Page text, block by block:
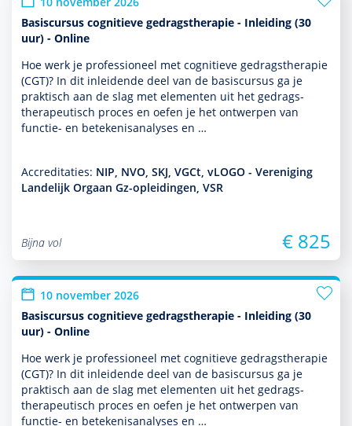
Basiscursus cognitieve gedragstherapie - Inleiding (30
uur) - Online
Hoe werk je professioneel met cogni­tieve gedrags­thera­pie
(CGT)? In dit inleidende deel van de basis­cursus ga je
prak­tisch aan de slag met elementen uit het gedrags­
thera­peu­tisch proces en oefen je het ontwerpen van
functie- en bete­kenisanalyses en …
Accreditaties: NIP, NVO, SKJ, VGCt, vLOGO - Vereniging
Landelijk Orgaan Gz-opleidingen, VSR
Bijna vol € 825
10 november 2026
Basiscursus cognitieve gedragstherapie - Inleiding (30
uur) - Online
Hoe werk je professioneel met cogni­tieve gedrags­thera­pie
(CGT)? In dit inleidende deel van de basis­cursus ga je
prak­tisch aan de slag met elementen uit het gedrags­
thera­peu­tisch proces en oefen je het ontwerpen van
functie- en bete­kenisanalyses en …